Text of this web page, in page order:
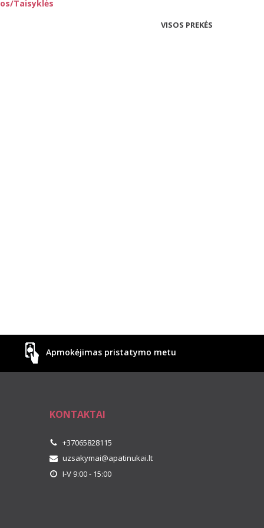
Taisyklės
VISOS PREKĖS
Apmokėjimas pristatymo metu
KONTAKTAI
+37065828115
uzsakymai@apatinukai.lt
I-V 9:00 - 15:00